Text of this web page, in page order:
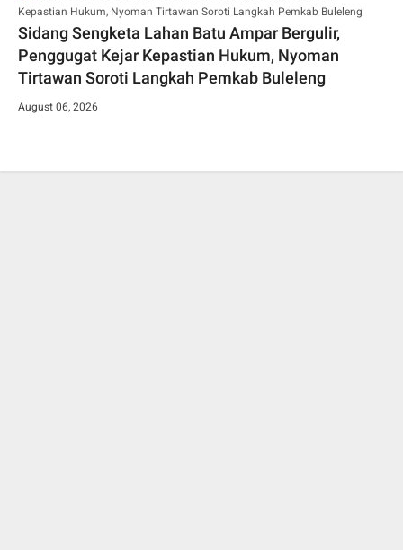
Sidang Sengketa Lahan Batu Ampar Bergulir,
Penggugat Kejar Kepastian Hukum, Nyoman
Tirtawan Soroti Langkah Pemkab Buleleng
August 06, 2026